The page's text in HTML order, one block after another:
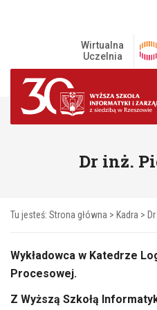
Wirtualna
Uczelnia
Dr inż.
Tu jesteś: Strona główna > Kadra >
Wykładowca w Katedrze
Procesowej.
Z Wyższą Szkołą